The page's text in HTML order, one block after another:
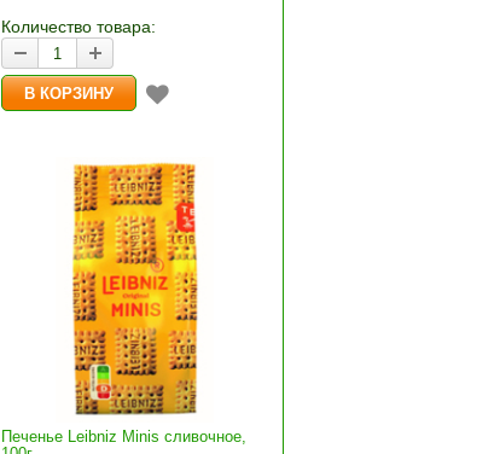
Количество товара:
Печенье Leibniz Minis сливочное,